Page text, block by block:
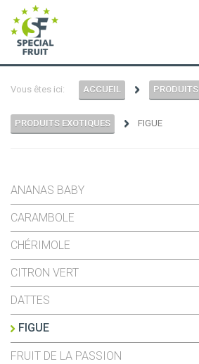
Vous êtes ici: ACCUEIL PRODUITS
PRODUITS EXOTIQUES FIGUE
ANANAS BABY
CARAMBOLE
CHÉRIMOLE
CITRON VERT
DATTES
FIGUE
FRUIT DE LA PASSION